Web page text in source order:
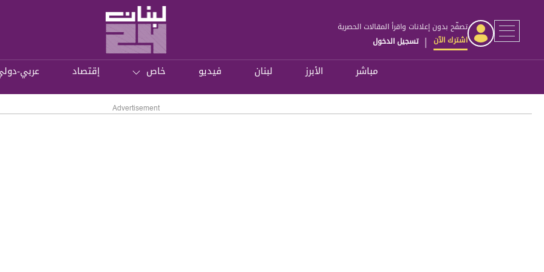
تصفّح بدون إعلانات واقرأ المقالات الحصرية
اشترك الآن | تسجيل الدخول
مباشر الأبرز لبنان فيديو خاص إقتصاد عربي-
Advertisement